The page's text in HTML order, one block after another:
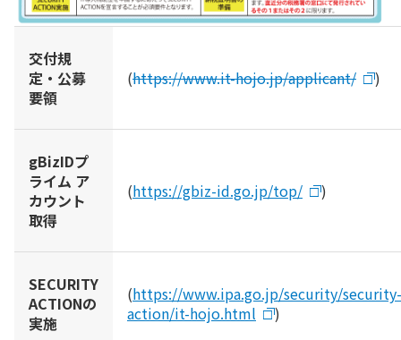
交付規
定・公募
要領
(https://www.it-hojo.jp/applicant/ )
gBizIDプ
ライム ア
カウント
取得
(https://gbiz-id.go.jp/top/ )
SECURITY
ACTIONの
実施
(https://www.ipa.go.jp/security/security-
action/it-hojo.html
)